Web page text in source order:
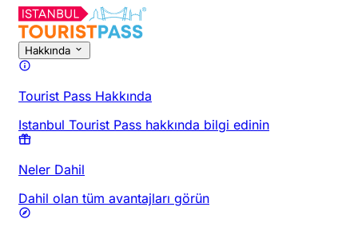
Hakkında
Tourist Pass Hakkında
Istanbul Tourist Pass hakkında bilgi edinin
Neler Dahil
Dahil olan tüm avantajları görün